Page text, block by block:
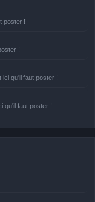
poster !
!
qu'il faut poster !
qu'il faut poster !